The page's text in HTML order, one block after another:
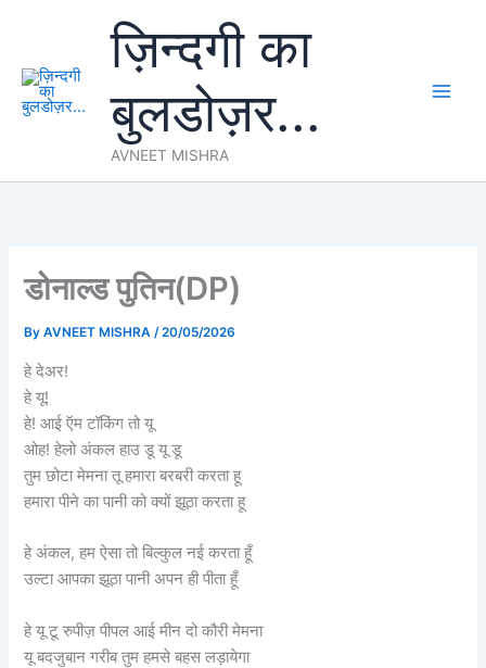
content
ज़िन्दगी का
बुलडोज़र...
AVNEET MISHRA
डोनाल्ड पुतिन(DP)
ByAVNEET MISHRA/20/05/2026
हे देअर!
हे यू!
हे! आई ऍम टॉकिंग तो यू
ओह! हेलो अंकल हाउ डू यू डू
तुम छोटा मेमना तू हमारा बरबरी करता हू
हमारा पीने का पानी को क्यों झूठा करता हू
हे अंकल, हम ऐसा तो बिल्कुल नई करता हूँ
उल्टा आपका झूठा पानी अपन ही पीता हूँ
हे यू टू रुपीज़ पीपल आई मीन दो कौरी मेमना
यू बदजुबान गरीब तुम हमसे बहस लड़ायेगा